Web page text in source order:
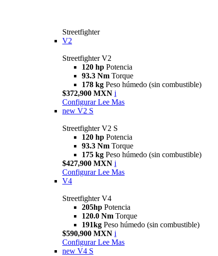
Streetfighter
V2
Streetfighter V2
120 hp Potencia
93.3 Nm Torque
178 kg Peso húmedo (sin combustible)
$372,900 MXN i
Configurar Lee Mas
new V2 S
Streetfighter V2 S
120 hp Potencia
93.3 Nm Torque
175 kg Peso húmedo (sin combustible)
$427,900 MXN i
Configurar Lee Mas
V4
Streetfighter V4
205hp Potencia
120.0 Nm Torque
191kg Peso húmedo (sin combustible)
$590,900 MXN i
Configurar Lee Mas
new V4 S